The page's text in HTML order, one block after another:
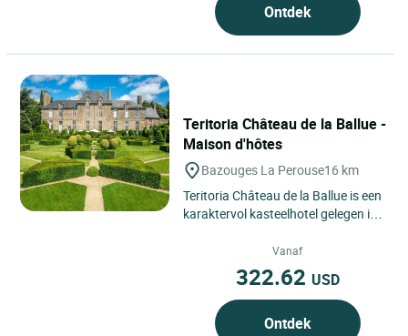
Ontdek
Teritoria Château de la Ballue -
Maison d'hôtes
Bazouges La Perouse16 km
Teritoria Château de la Ballue is een
karaktervol kasteelhotel gelegen in
Vanaf
322.62 USD
Ontdek